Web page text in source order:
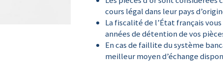
cours légal dans leur pays
La fiscalité de l’État français
années de détention de vos
En cas de faillite du système
meilleur moyen d’échange